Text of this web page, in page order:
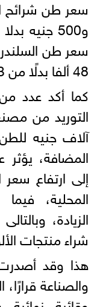
48 ألفا بدلًا من 43 ألفا.
كما أكد عدد
آلاف جنيه
المضافة،
إلى ارتفاع
المحلية،
الزيادة،
شراء منتجات
هذا وقد أصدرت
والصناعة